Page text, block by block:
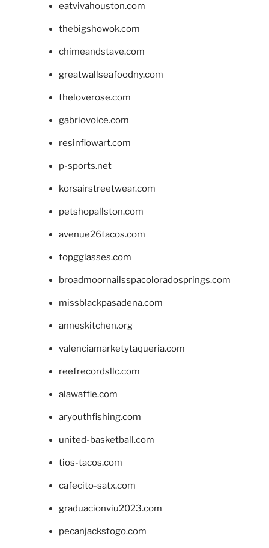
eatvivahouston.com
thebigshowok.com
chimeandstave.com
greatwallseafoodny.com
theloverose.com
gabriovoice.com
resinflowart.com
p-sports.net
korsairstreetwear.com
petshopallston.com
avenue26tacos.com
topgglasses.com
broadmoornailsspacoloradosprings.com
missblackpasadena.com
anneskitchen.org
valenciamarketytaqueria.com
reefrecordsllc.com
alawaffle.com
aryouthfishing.com
united-basketball.com
tios-tacos.com
cafecito-satx.com
graduacionviu2023.com
pecanjackstogo.com